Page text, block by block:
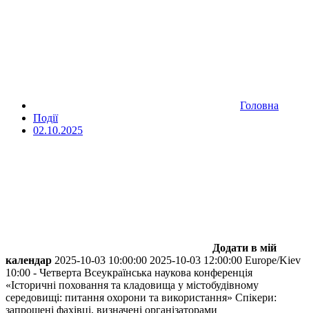
Головна
Події
02.10.2025
Додати в мій
календар 2025-10-03 10:00:00 2025-10-03 12:00:00 Europe/Kiev
10:00 - Четверта Всеукраїнська наукова конференція
«Історичні поховання та кладовища у містобудівному
середовищі: питання охорони та використання» Спікери:
запрошені фахівці, визначені організаторами